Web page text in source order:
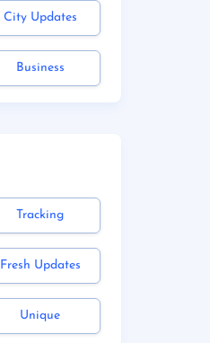
City Updates
Business
Tracking
Fresh Updates
Unique